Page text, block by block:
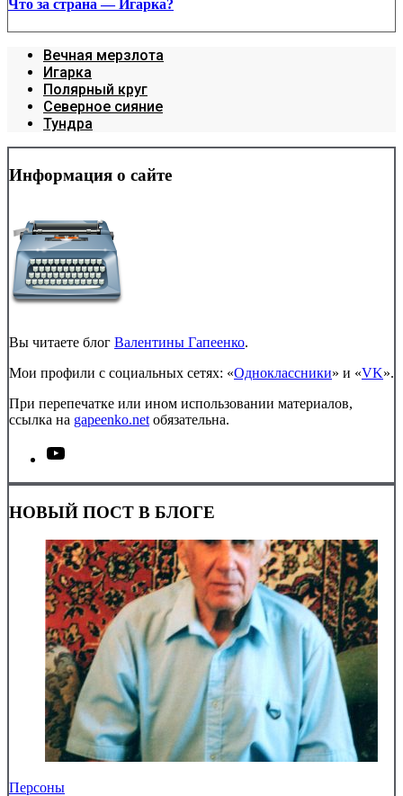
Что за страна — Игарка?
Вечная мерзлота
Игарка
Полярный круг
Северное сияние
Тундра
Информация о сайте
Вы читаете блог Валентины Гапеенко.
Мои профили с социальных сетях: «Одноклассники» и «VK».
При перепечатке или ином использовании материалов,
ссылка на gapeenko.net обязательна.
НОВЫЙ ПОСТ В БЛОГЕ
Персоны